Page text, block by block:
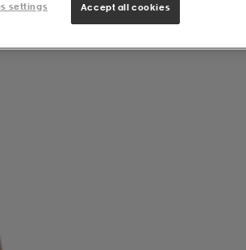
settings Accept all cookies